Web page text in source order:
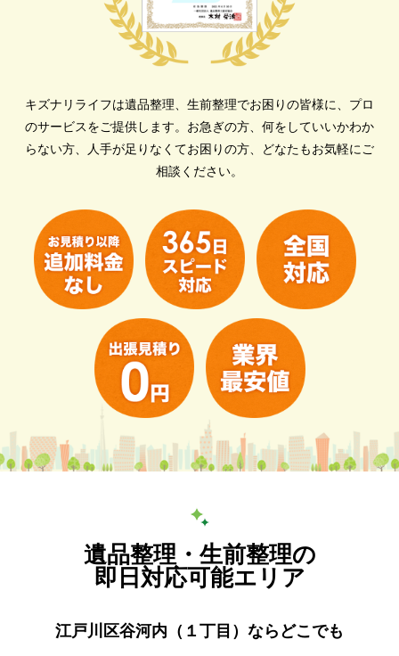
キズナリライフは遺品整理、生前整理でお困りの皆様に、プロ
のサービスをご提供します。 お急ぎの方、何をしていいかわか
らない方、人手が足りなくてお困りの方、どなたもお気軽にご
相談ください。
遺品整理・生前整理の
即日対応可能エリア
江戸川区谷河内（１丁目）ならどこでも